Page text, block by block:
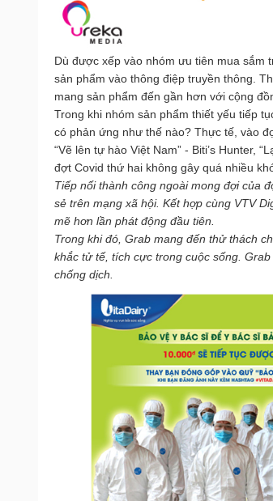
Dù được xếp vào nhóm ưu tiên mua sắm
sản phẩm vào thông điệp truyền thông.
mang sản phẩm đến gần hơn với cộng
Trong khi nhóm sản phẩm thiết yếu tiếp
có phản ứng như thế nào? Thực tế, vào
“Vẽ lên tự hào Việt Nam” - Biti’s Hunter,
đợt Covid thứ hai không gây quá nhiều
Tiếp nối thành công ngoài mong đợi của
sẻ trên mạng xã hội. Kết hợp cùng VTV
mẽ hơn lần phát động đầu tiên.
Trong khi đó, Grab mang đến thử thách
khắc tử tế, tích cực trong cuộc sống.
chống dịch.